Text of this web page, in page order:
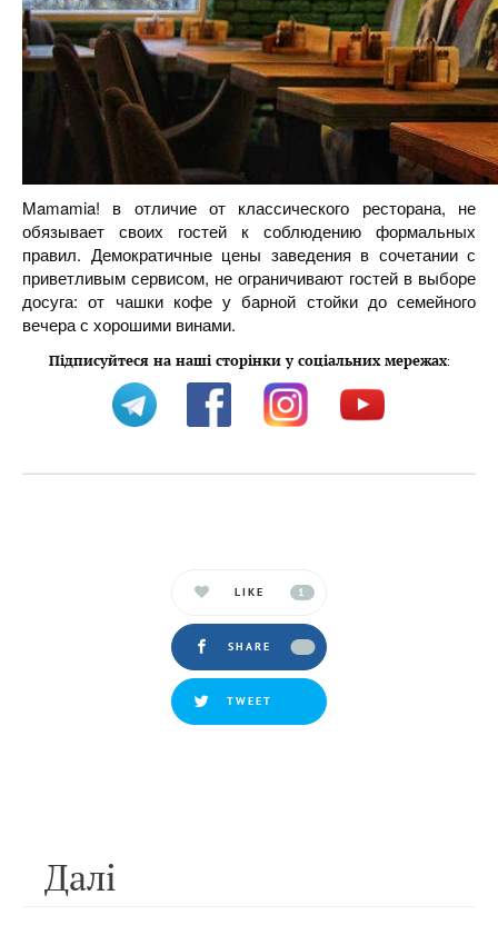
Mamamia! в отличие от классического ресторана, не
обязывает своих гостей к соблюдению формальных
правил. Демократичные цены заведения в сочетании с
приветливым сервисом, не ограничивают гостей в выборе
досуга: от чашки кофе у барной стойки до семейного
вечера с хорошими винами.
Підписуйтеся на наші сторінки у соціальних мережах:
LIKE 1
SHARE
TWEET
Далi